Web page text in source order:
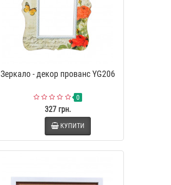
Зеркало - декор прованс YG206
0
327 грн.
КУПИТИ